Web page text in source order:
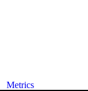
Metrics